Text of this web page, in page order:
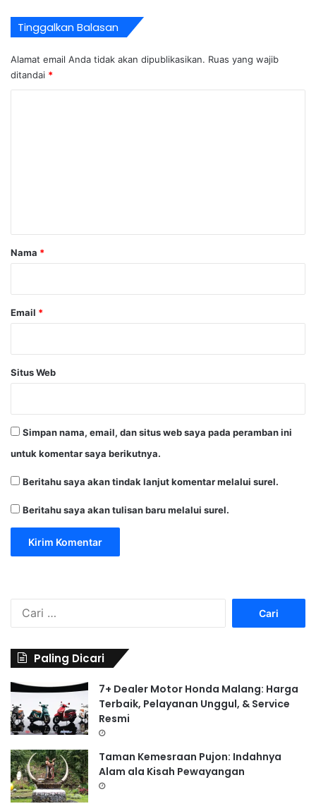
Tinggalkan Balasan
Alamat email Anda tidak akan dipublikasikan. Ruas yang wajib
ditandai *
rNama *
Email *
Situs Web
Simpan nama, email, dan situs web saya pada peramban ini
untuk komentar saya berikutnya.
Beritahu saya akan tindak lanjut komentar melalui surel.
Beritahu saya akan tulisan baru melalui surel.
t
u
Paling Dicari
7+ Dealer Motor Honda Malang: Harga
Terbaik, Pelayanan Unggul, & Service
Resmi
Taman Kemesraan Pujon: Indahnya
Alam ala Kisah Pewayangan